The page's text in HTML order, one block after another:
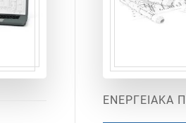
ΕΝΕΡΓΕΙΑΚΑ